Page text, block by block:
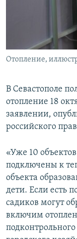
ELIFBE
УКРАИНСКАЯ
Отопление,
В Севастополе
отопление 18
заявлении,
российского
«Уже 10
подключены к
объекта
дети. Если есть
садиков могут
включим